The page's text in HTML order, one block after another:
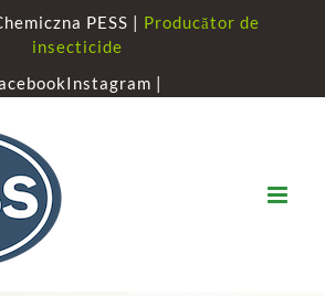
PESS | Producător de
insecticide
Instagram |